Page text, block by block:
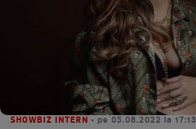
SHOWBIZ INTERN • pe 05.08.2022 la 17:13